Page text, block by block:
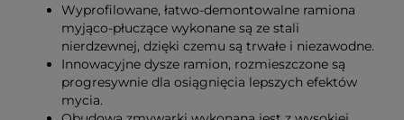
Wyprofilowane, łatwo-demontowalne ramiona
myjąco-płuczące wykonane są ze stali
nierdzewnej, dzięki czemu są trwałe i niezawodne.
Innowacyjne dysze ramion, rozmieszczone są
progresywnie dla osiągnięcia lepszych efektów
mycia.